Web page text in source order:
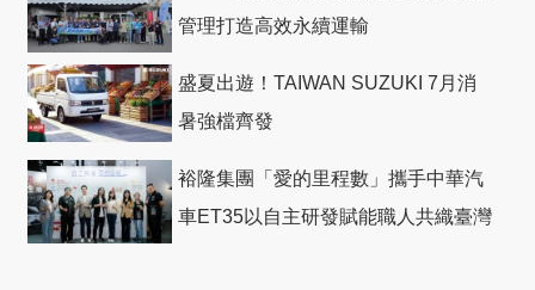
管理打造高效永續運輸
盛夏出遊！TAIWAN SUZUKI 7月消
暑強檔齊發
裕隆集團「愛的里程數」攜手中華汽
車ET35以自主研發賦能職人共織臺灣